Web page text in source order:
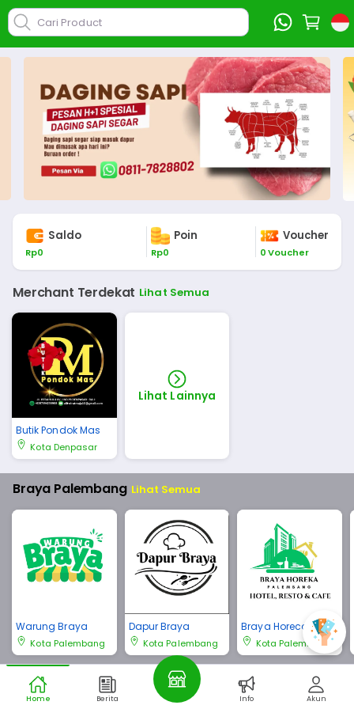
Cari Product
Saldo
Rp0
Poin
Rp0
Voucher
0 Voucher
Merchant Terdekat Lihat Semua
Butik Pondok Mas
Kota Denpasar
Lihat Lainnya
Braya Palembang Lihat Semua
Warung Braya
Kota Palembang
Dapur Braya
Kota Palembang
Braya Horeca Pale
mbang
Kota Palembang
Braya Bali Lihat Semua
Home Berita Info Akun